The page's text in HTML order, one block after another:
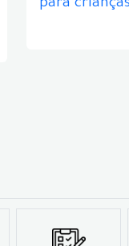
para